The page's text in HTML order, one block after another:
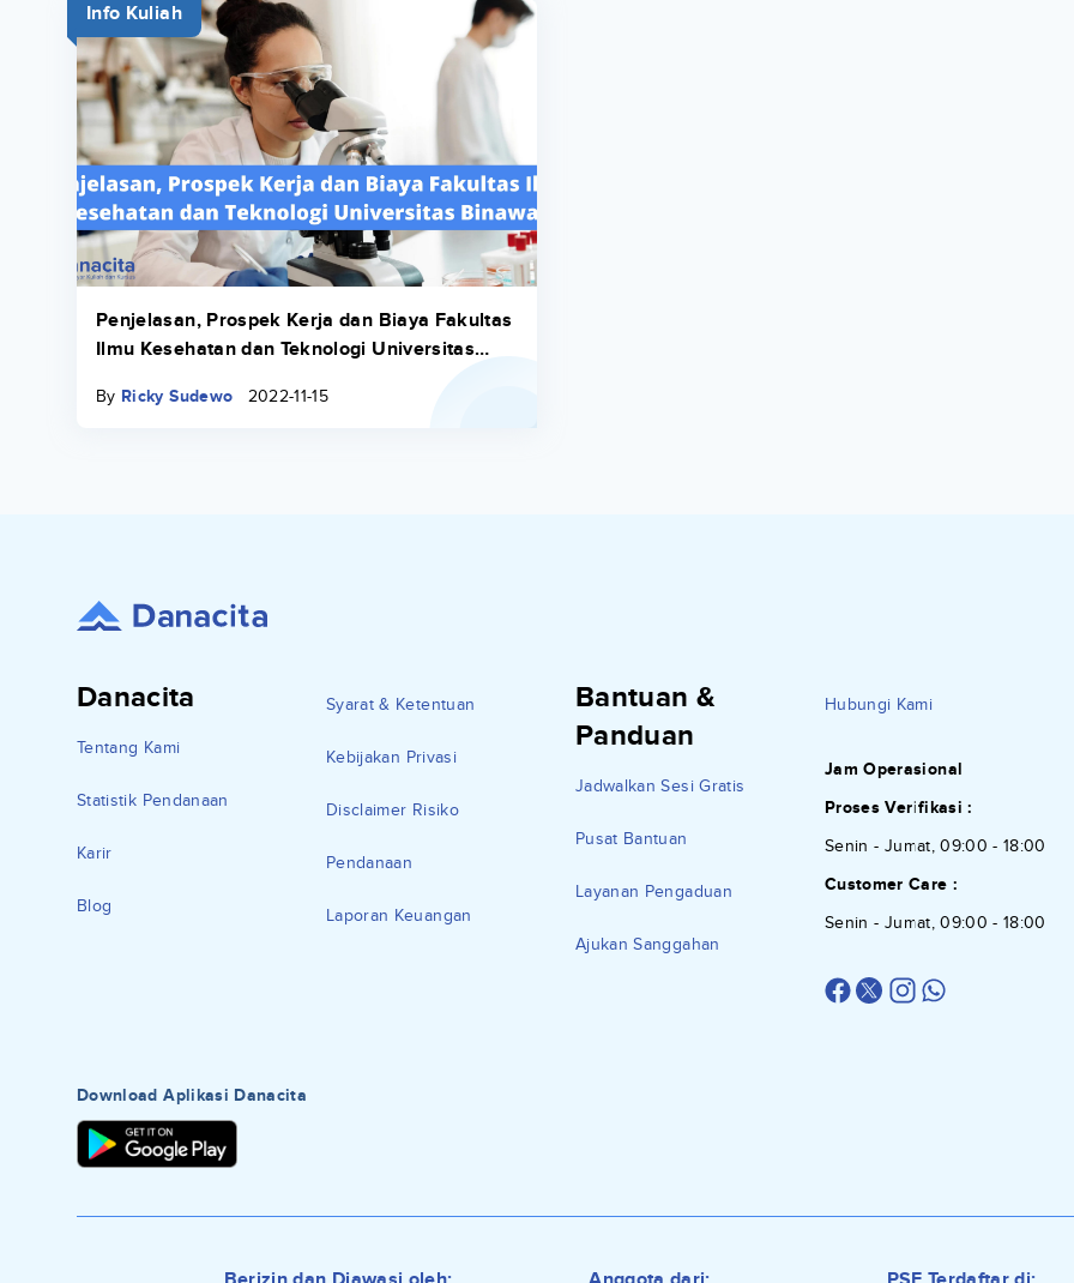
Info Kuliah
Penjelasan, Prospek Kerja dan Biaya Fakultas
Ilmu Kesehatan dan Teknologi Universitas
By Ricky Sudewo 2022-11-15
Danacita
Tentang Kami
Statistik Pendanaan
Karir
Blog
Syarat & Ketentuan
Kebijakan Privasi
Disclaimer Risiko
Pendanaan
Laporan Keuangan
Bantuan &
Panduan
Jadwalkan Sesi Gratis
Pusat Bantuan
Layanan Pengaduan
Ajukan Sanggahan
Hubungi Kami
Jam Operasional
Proses Verifikasi :
Senin - Jumat, 09:00 - 18:00
Customer Care :
Senin - Jumat, 09:00 - 18:00
Download Aplikasi Danacita